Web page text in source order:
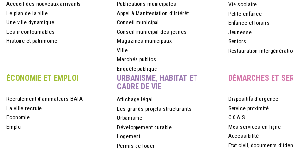
Accueil des nouveaux arrivants
Le plan de la ville
Une ville dynamique
Les incontournables
Histoire et patrimoine
Publications municipales
Appel à Manifestation d'Intérêt
Conseil municipal
Conseil municipal des jeunes
Magazines municipaux
Ville
Marchés publics
Enquête publique
Vie scolaire
Petite enfance
Enfance et loisirs
Jeunesse
Seniors
Restauration
ÉCONOMIE ET EMPLOI
Recrutement d'animateurs BAFA
La ville recrute
Economie
Emploi
URBANISME, HABITAT ET
CADRE DE VIE
Affichage légal
Les grands projets structurants
Urbanisme
Développement durable
Logement
Permis de louer
DÉMARCHES ET
Dispositifs d'urgence
Service proximité
C.C.A.S
Mes services en ligne
Accessibilité
Etat civil, documents